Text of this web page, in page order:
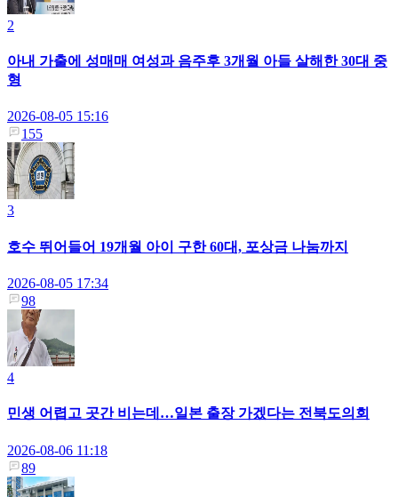
2
아내 가출에 성매매 여성과 음주후 3개월 아들 살해한 30대 중
형
2026-08-05 15:16
155
3
호수 뛰어들어 19개월 아이 구한 60대, 포상금 나눔까지
2026-08-05 17:34
98
4
민생 어렵고 곳간 비는데…일본 출장 가겠다는 전북도의회
2026-08-06 11:18
89